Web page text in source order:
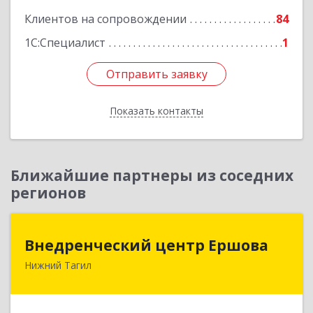
Клиентов на сопровождении
84
1С:Специалист
1
Отправить заявку
Показать контакты
Отправить заявку
Назад
Ближайшие партнеры из соседних
регионов
Внедренческий центр Ершова
Нижний Тагил
Внедренческий центр Ершова
622030, Свердловская обл, Нижний Тагил г,